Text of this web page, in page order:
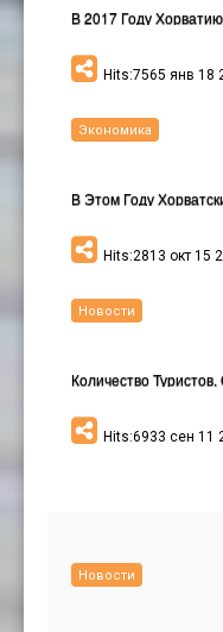
Hits:7565 янв 18
Hits:2813 окт 15
Экономика
Количество
Hits:6933 сен 11
Новости
Новости